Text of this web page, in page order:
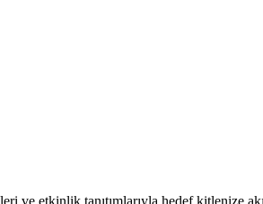
ve etkinlik tanıtımlarıyla hedef kitlenize